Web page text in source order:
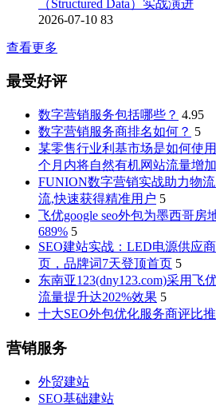
（Structured Data）实战演进
2026-07-10 83
查看更多
最受好评
数字营销服务包括哪些？ 4.95
数字营销服务商排名如何？ 5
某零售行业利基市场是如何使
个月内将自然有机网站流量增
FUNION数字营销实战助力物流
流,快速获得精准用户 5
飞优google seo外包为墨西哥房
689% 5
SEO建站实战：LED电源供应
页，品牌词7天登顶首页 5
东南亚123(dny123.com)采用飞
流量提升达202%效果 5
十大SEO外包优化服务商评比
营销服务
外贸建站
SEO基础建站